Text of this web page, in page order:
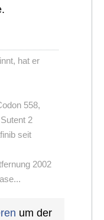
hat er
558,
2
seit
2002
um der